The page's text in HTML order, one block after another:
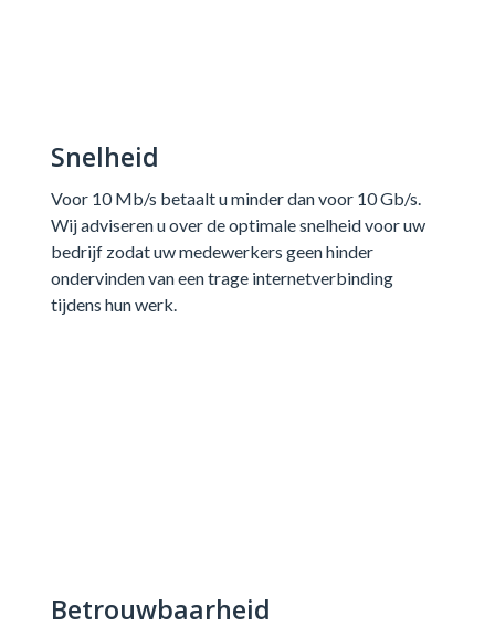
Snelheid
Voor 10 Mb/s betaalt u minder dan voor 10 Gb/s.
Wij adviseren u over de optimale snelheid voor uw
bedrijf zodat uw medewerkers geen hinder
ondervinden van een trage internetverbinding
tijdens hun werk.
Betrouwbaarheid